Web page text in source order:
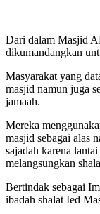
Dari dalam Masjid
dikumandangkan
Masyarakat yang
masjid namun juga
jamaah.
Mereka
masjid sebagai alas
sajadah karena
melangsungkan
Bertindak sebagai
ibadah shalat Ied